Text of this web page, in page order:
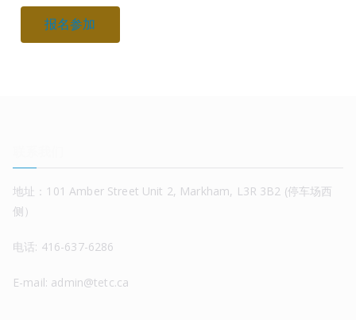
报名参加
地址：101 Amber Street Unit 2, Markham, L3R 3B2 (停车场西
侧）
电话: 416-637-6286
E-mail: admin@tetc.ca